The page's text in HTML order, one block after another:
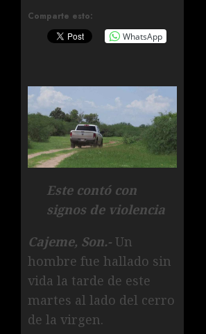
Comparte esto:
WhatsApp
Este contó con
signos de violencia
Cajeme, Son.- Un
hombre fue hallado sin
vida la tarde de este
martes al lado del cerro
de la virgen.